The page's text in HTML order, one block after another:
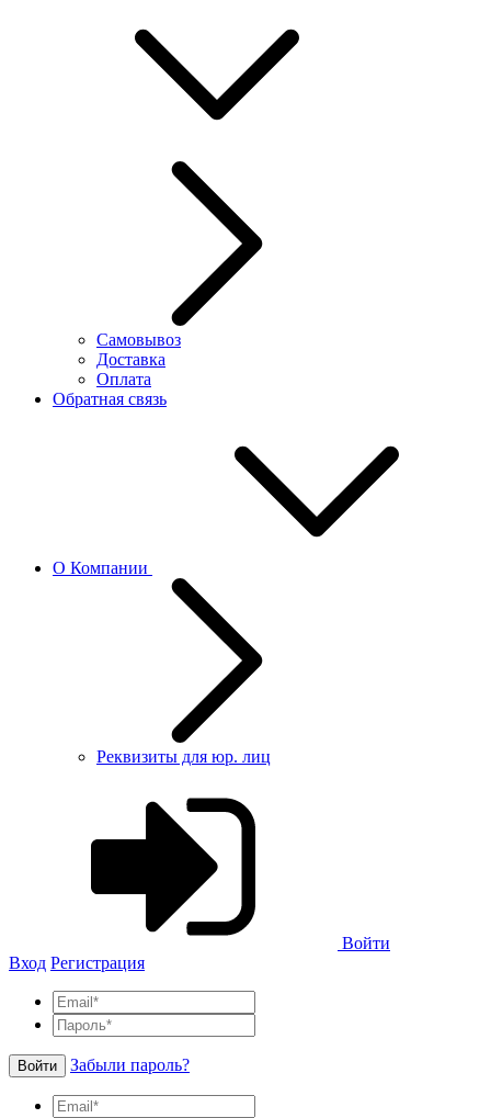
Самовывоз
Доставка
Оплата
Обратная связь
О Компании
Реквизиты для юр. лиц
Войти
Вход Регистрация
Войти Забыли пароль?